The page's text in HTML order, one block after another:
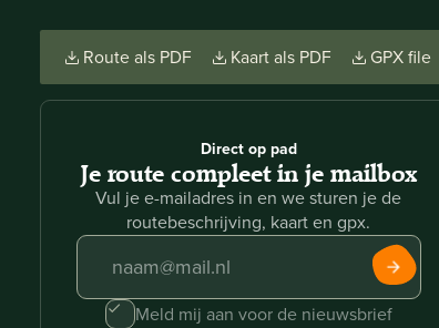
Route als PDF Kaart als PDF GPX file
Direct op pad
Je route compleet in je mailbox
Vul je e-mailadres in en we sturen je de
routebeschrijving, kaart en gpx.
Meld mij aan voor de nieuwsbrief